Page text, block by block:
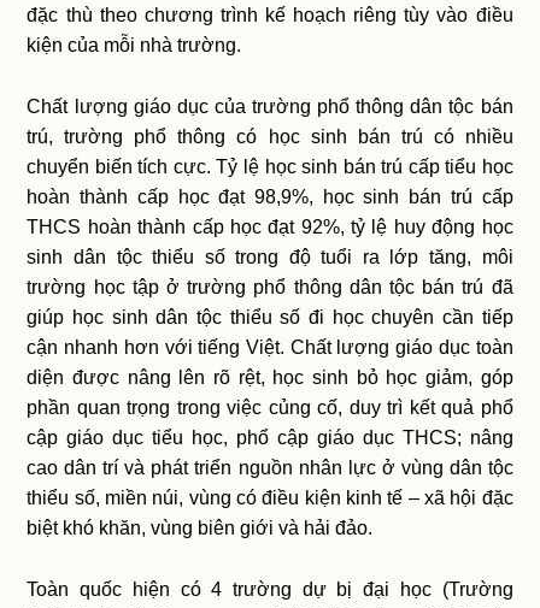
đặc thù theo chương trình kế hoạch riêng tùy vào điều
kiện của mỗi nhà trường.
Chất lượng giáo dục của trường phổ thông dân tộc bán
trú, trường phổ thông có học sinh bán trú có nhiều
chuyển biến tích cực. Tỷ lệ học sinh bán trú cấp tiểu học
hoàn thành cấp học đạt 98,9%, học sinh bán trú cấp
THCS hoàn thành cấp học đạt 92%, tỷ lệ huy động học
sinh dân tộc thiểu số trong độ tuổi ra lớp tăng, môi
trường học tập ở trường phổ thông dân tộc bán trú đã
giúp học sinh dân tộc thiểu số đi học chuyên cần tiếp
cận nhanh hơn với tiếng Việt. Chất lượng giáo dục toàn
diện được nâng lên rõ rệt, học sinh bỏ học giảm, góp
phần quan trọng trong việc củng cố, duy trì kết quả phổ
cập giáo dục tiểu học, phổ cập giáo dục THCS; nâng
cao dân trí và phát triển nguồn nhân lực ở vùng dân tộc
thiểu số, miền núi, vùng có điều kiện kinh tế – xã hội đặc
biệt khó khăn, vùng biên giới và hải đảo.
Toàn quốc hiện có 4 trường dự bị đại học (Trường